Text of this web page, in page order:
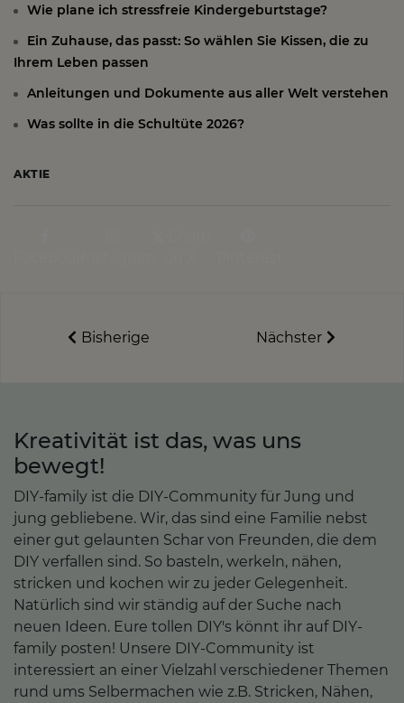
Wie plane ich stressfreie Kindergeburtstage?
Ein Zuhause, das passt: So wählen Sie Kissen, die zu
Ihrem Leben passen
Anleitungen und Dokumente aus aller Welt verstehen
Was sollte in die Schultüte 2026?
AKTIE
Bisherige Nächster
Kreativität ist das, was uns
bewegt!
DIY-family ist die DIY-Community für Jung und
jung gebliebene. Wir, das sind eine Familie nebst
einer gut gelaunten Schar von Freunden, die dem
DIY verfallen sind. So basteln, werkeln, nähen,
stricken und kochen wir zu jeder Gelegenheit.
Natürlich sind wir ständig auf der Suche nach
neuen Ideen. Eure tollen DIY's könnt ihr auf DIY-
family posten! Unsere DIY-Community ist
interessiert an einer Vielzahl verschiedener Themen
rund ums Selbermachen wie z.B. Stricken, Nähen,